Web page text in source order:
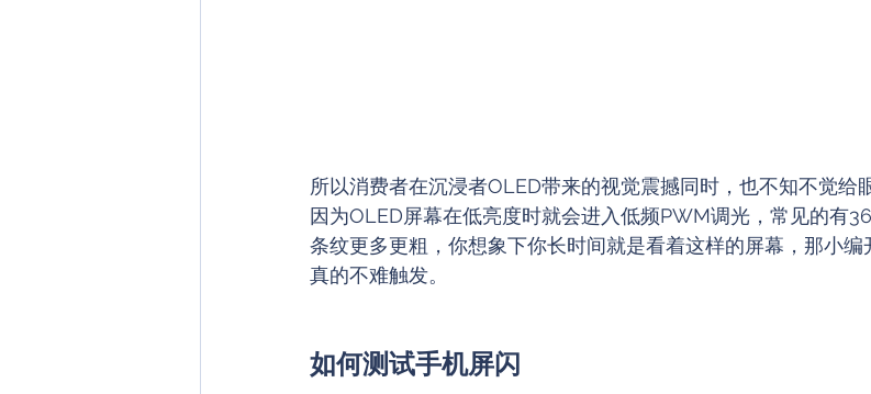
所以消费者在沉浸者OLED带来的视觉震撼同时，也不知不觉给
因为OLED屏幕在低亮度时就会进入低频PWM调光，常见的有
条纹更多更粗，你想象下你长时间就是看着这样的屏幕，那小
真的不难触发。
如何测试手机屏闪